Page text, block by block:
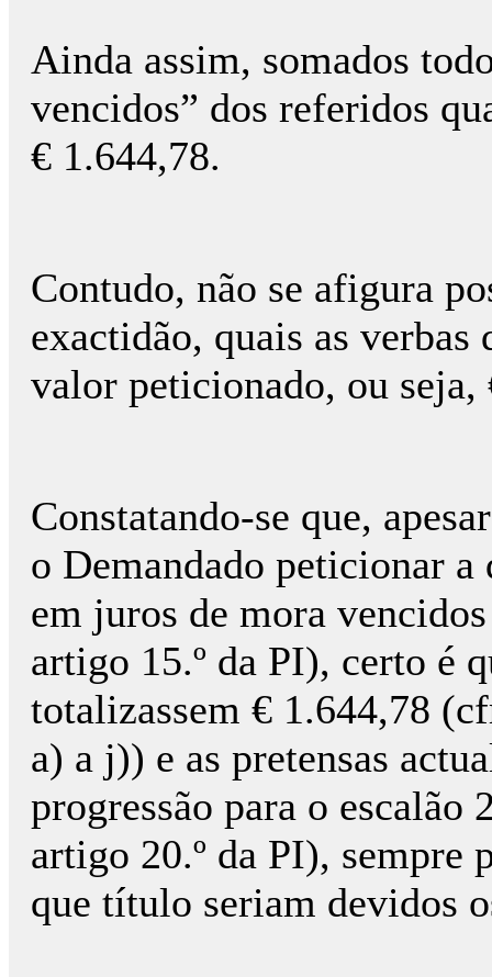
Ainda assim, somados
vencidos” dos referidos
€ 1.644,78.
Contudo, não se afigura
exactidão, quais as verbas
valor peticionado, ou seja,
Constatando-se que,
o Demandado peticionar
em juros de mora
artigo 15.º da PI), certo é
totalizassem € 1.644,78
a) a j)) e as pretensas
progressão para o
artigo 20.º da PI), sempre
que título seriam devidos